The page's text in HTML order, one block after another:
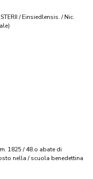
/ Einsiedlensis. / Nic.
1825 / 48.o abate di
nella / scuola benedettina